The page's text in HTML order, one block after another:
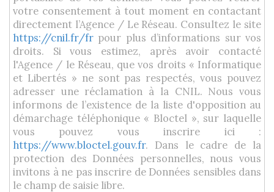
votre consentement à tout moment en contactant
directement l’Agence / Le Réseau. Consultez le site
https://cnil.fr/fr pour plus d’informations sur vos
droits. Si vous estimez, après avoir contacté
l'Agence / le Réseau, que vos droits « Informatique
et Libertés » ne sont pas respectés, vous pouvez
adresser une réclamation à la CNIL. Nous vous
informons de l’existence de la liste d'opposition au
démarchage téléphonique « Bloctel », sur laquelle
vous pouvez vous inscrire ici :
https://www.bloctel.gouv.fr. Dans le cadre de la
protection des Données personnelles, nous vous
invitons à ne pas inscrire de Données sensibles dans
le champ de saisie libre.